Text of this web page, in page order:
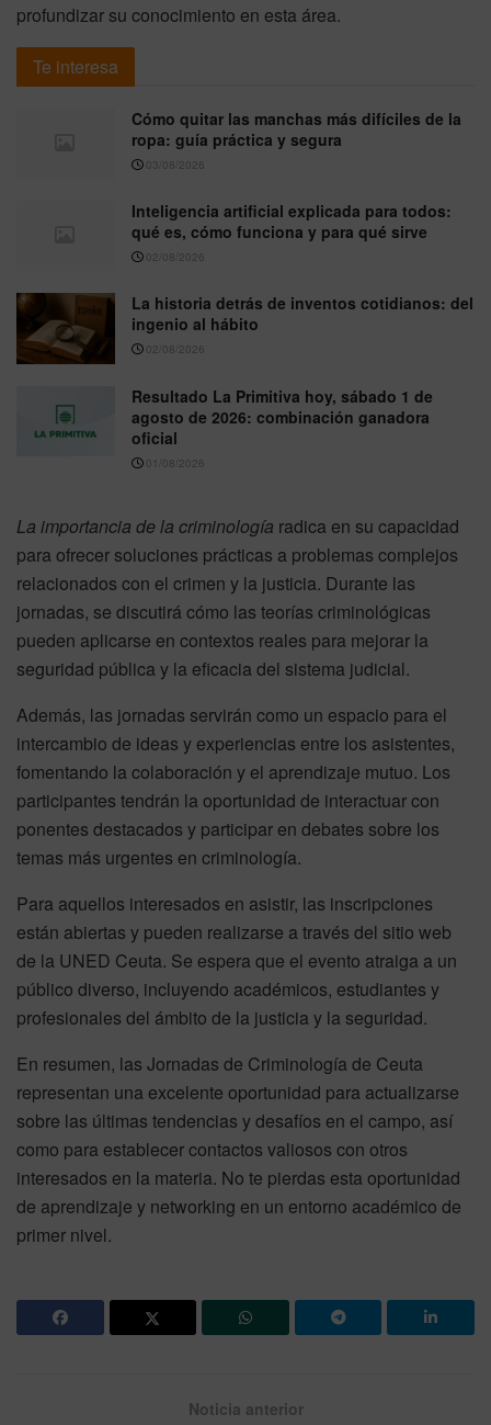
profundizar su conocimiento en esta área.
Te interesa
Cómo quitar las manchas más difíciles de la
ropa: guía práctica y segura
03/08/2026
Inteligencia artificial explicada para todos:
qué es, cómo funciona y para qué sirve
02/08/2026
La historia detrás de inventos cotidianos: del
ingenio al hábito
02/08/2026
Resultado La Primitiva hoy, sábado 1 de
agosto de 2026: combinación ganadora
oficial
01/08/2026
La importancia de la criminología radica en su capacidad
para ofrecer soluciones prácticas a problemas complejos
relacionados con el crimen y la justicia. Durante las
jornadas, se discutirá cómo las teorías criminológicas
pueden aplicarse en contextos reales para mejorar la
seguridad pública y la eficacia del sistema judicial.
Además, las jornadas servirán como un espacio para el
intercambio de ideas y experiencias entre los asistentes,
fomentando la colaboración y el aprendizaje mutuo. Los
participantes tendrán la oportunidad de interactuar con
ponentes destacados y participar en debates sobre los
temas más urgentes en criminología.
Para aquellos interesados en asistir, las inscripciones
están abiertas y pueden realizarse a través del sitio web
de la UNED Ceuta. Se espera que el evento atraiga a un
público diverso, incluyendo académicos, estudiantes y
profesionales del ámbito de la justicia y la seguridad.
En resumen, las Jornadas de Criminología de Ceuta
representan una excelente oportunidad para actualizarse
sobre las últimas tendencias y desafíos en el campo, así
como para establecer contactos valiosos con otros
interesados en la materia. No te pierdas esta oportunidad
de aprendizaje y networking en un entorno académico de
primer nivel.
Noticia anterior